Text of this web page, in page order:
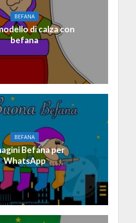
BEFANA
di calza con
befana
BEFANA
Befana per
WhatsApp